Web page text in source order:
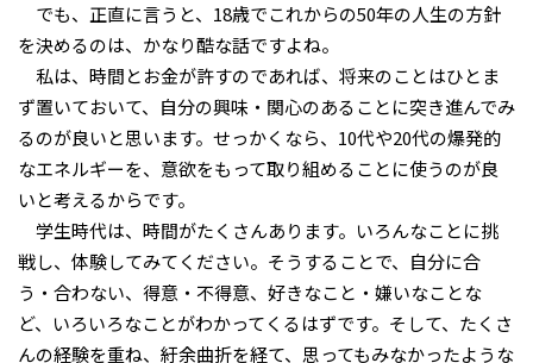
でも、正直に言うと、18歳でこれからの50年の人生の方針
を決めるのは、かなり酷な話ですよね。
私は、時間とお金が許すのであれば、将来のことはひとま
ず置いておいて、自分の興味・関心のあることに突き進んでみ
るのが良いと思います。せっかくなら、10代や20代の爆発的
なエネルギーを、意欲をもって取り組めることに使うのが良
いと考えるからです。
学生時代は、時間がたくさんあります。いろんなことに挑
戦し、体験してみてください。そうすることで、自分に合
う・合わない、得意・不得意、好きなこと・嫌いなことな
ど、いろいろなことがわかってくるはずです。そして、たくさ
んの経験を重ね、紆余曲折を経て、思ってもみなかったような